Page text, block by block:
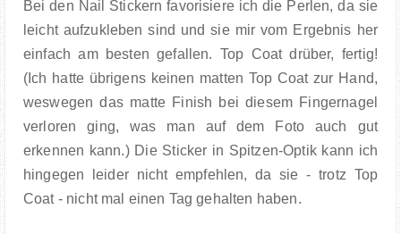
Bei den Nail Stickern favorisiere ich die Perlen, da sie
leicht aufzukleben sind und sie mir vom Ergebnis her
einfach am besten gefallen. Top Coat drüber, fertig!
(Ich hatte übrigens keinen matten Top Coat zur Hand,
weswegen das matte Finish bei diesem Fingernagel
verloren ging, was man auf dem Foto auch gut
erkennen kann.) Die Sticker in Spitzen-Optik kann ich
hingegen leider nicht empfehlen, da sie - trotz Top
Coat - nicht mal einen Tag gehalten haben.